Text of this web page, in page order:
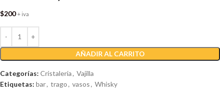
$200 + iva
AÑADIR AL CARRITO
Categorías: Cristalería, Vajilla
Etiquetas: bar, trago, vasos, Whisky